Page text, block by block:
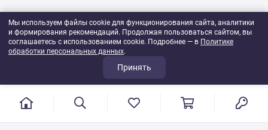
Мы используем файлы cookie для функционирования сайта, аналитики
и формирования рекомендаций. Продолжая пользоваться сайтом, вы
соглашаетесь с использованием cookie. Подробнее — в Политике
обработки персональных данных.
Принять